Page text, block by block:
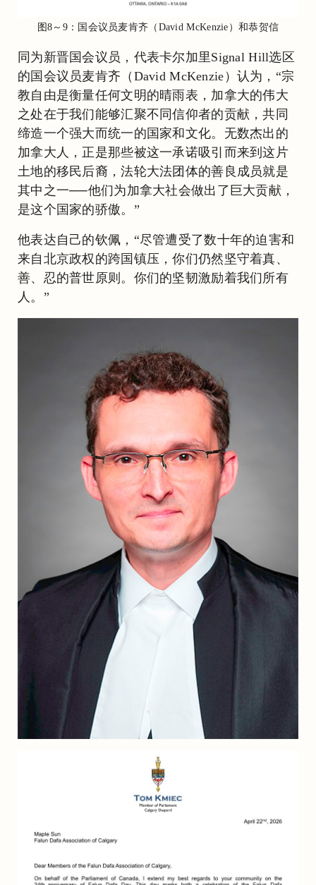
图8～9：国会议员麦肯齐（David McKenzie）和恭贺信
同为新晋国会议员，代表卡尔加里Signal Hill选区
的国会议员麦肯齐（David McKenzie）认为，“宗
教自由是衡量任何文明的晴雨表，加拿大的伟大
之处在于我们能够汇聚不同信仰者的贡献，共同
缔造一个强大而统一的国家和文化。无数杰出的
加拿大人，正是那些被这一承诺吸引而来到这片
土地的移民后裔，法轮大法团体的善良成员就是
其中之一──他们为加拿大社会做出了巨大贡献，
是这个国家的骄傲。”
他表达自己的钦佩，“尽管遭受了数十年的迫害和
来自北京政权的跨国镇压，你们仍然坚守着真、
善、忍的普世原则。你们的坚韧激励着我们所有
人。”